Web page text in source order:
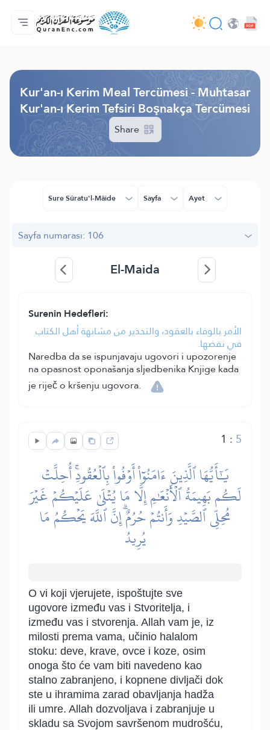
Anasayfa
Mealler Fihristi
Audio
Geliştirici Hizmetleri - API
Proje Hakkında
Biz bilen hab
Geçerli dil
Kur'an-ı Kerim Meal Tercümesi - Muhtasar
Kur'an-ı Kerim Tefsiri Boşnakça Tercümesi
Share
Sure Sûratu'l-Mâide Sayfa Ayet
Sayfa numarası: 106
El-Maida
Surenin Hedefleri:
الأمر بالوفاء بالعقود، والتحذير من مشابهة أهل الكتاب
في نقضها.
Naredba da se ispunjavaju ugovori i upozorenje
na opasnost oponašanja sljedbenika Knjige kada
je riječ o kršenju ugovora.
1 : 5
يَٰٓأَيُّهَا ٱلَّذِينَ ءَامَنُوٓاْ أَوۡفُواْ بِٱلۡعُقُودِۚ أُحِلَّتۡ
لَكُم بَهِيمَةُ ٱلۡأَنۡعَٰمِ إِلَّا مَا يُتۡلَىٰ عَلَيۡكُمۡ غَيۡرَ
مُحِلِّي ٱلصَّيۡدِ وَأَنتُمۡ حُرُمٌۗ إِنَّ ٱللَّهَ يَحۡكُمُ مَا
يُرِيدُ
O vi koji vjerujete, ispoštujte sve
ugovore između vas i Stvoritelja, i
između vas i stvorenja. Allah vam je, iz
milosti prema vama, učinio halalom
stoku: deve, krave, ovce i koze, osim
onoga što će vam biti navedeno kao
stalno zabranjeno, i kopnene divljači dok
ste u ihramima zarad obavljanja hadža
ili umre. Allah dozvoljava i zabranjuje u
skladu sa Svojom savršenom mudrošću,